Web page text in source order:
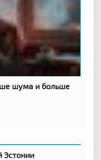
шума и больше
Эстонии